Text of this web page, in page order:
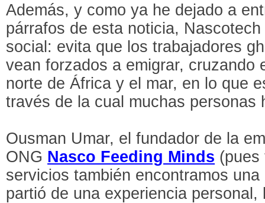
Además, y como ya he dejado a
párrafos de esta noticia,
social: evita que los trabajadores
vean forzados a emigrar, cruzando
norte de África y el mar, en lo que
través de la cual muchas personas
Ousman Umar, el fundador de la
ONG Nasco Feeding Minds (pues
servicios también encontramos
partió de una experiencia personal,